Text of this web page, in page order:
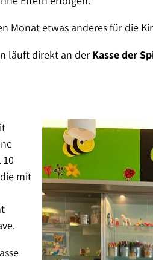
Monat etwas anderes für die
läuft direkt an der Kasse der
mit